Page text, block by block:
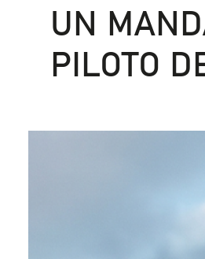
UN
PILOTO